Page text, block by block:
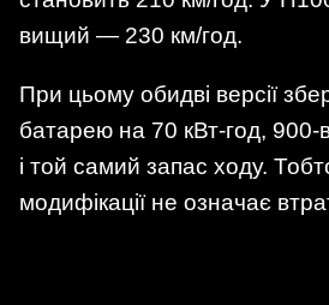
вищий — 230 км/год.
При цьому обидві версії
батарею на 70 кВт-год, 900-
і той самий запас ходу.
модифікації не означає